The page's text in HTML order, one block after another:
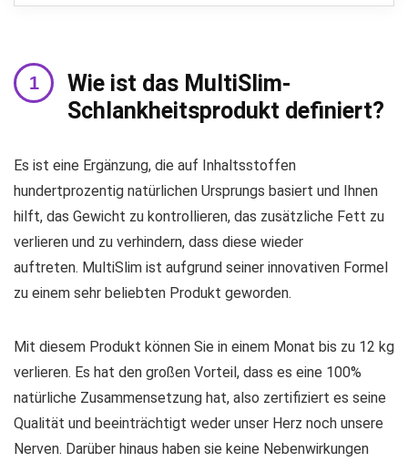
Wie ist das MultiSlim-
Schlankheitsprodukt definiert?
Es ist eine Ergänzung, die auf Inhaltsstoffen
hundertprozentig natürlichen Ursprungs basiert und Ihnen
hilft, das Gewicht zu kontrollieren, das zusätzliche Fett zu
verlieren und zu verhindern, dass diese wieder
auftreten. MultiSlim ist aufgrund seiner innovativen Formel
zu einem sehr beliebten Produkt geworden.
Mit diesem Produkt können Sie in einem Monat bis zu 12 kg
verlieren. Es hat den großen Vorteil, dass es eine 100%
natürliche Zusammensetzung hat, also zertifiziert es seine
Qualität und beeinträchtigt weder unser Herz noch unsere
Nerven. Darüber hinaus haben sie keine Nebenwirkungen